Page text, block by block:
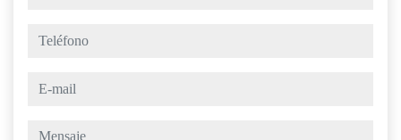
teléfono
e-mail
mensaje